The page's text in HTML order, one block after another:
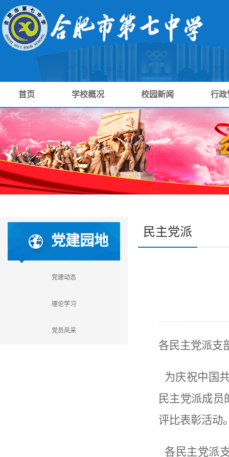
首页 学校概况 校园新闻 行政
党建园地
党建动态
理论学习
党员风采
民主党派
各民主党派支
为庆祝中国
民主党派成员
评比表彰活动
各民主党派